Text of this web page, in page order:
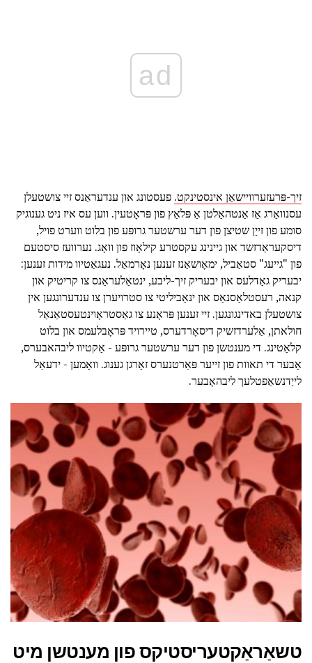
ad
זיך-פּרעזערוויישאַן אינסטינקט. פעסטונג און ענדעראַנס זיי צושטעלן
עסנוואַרג אַז אַנטהאַלטן אַ פּלאַץ פון פּראָטעין. ווען עס איז ניט גענוגיק
סומע פון זייַן שטיצן פון דער ערשטער גרופּע פון בלוט ווערט פויל,
דיסקעראַדזשד און גיינינג עקסטרע קילאָוז פון וואָג. נערוועז סיסטעם
פון "גייעג" סטאַביל, ימאָושאַנז זענען נאָרמאַל. נעגאַטיוו מידות זענען:
יבעריק גאַדלעס און יבעריק זיך-ליבע, ינטאַלעראַנס צו קריטיק און
קנאה, רעסטלאַסנאַס און ינאַביליטי צו סטרויערן צו ענדערונגען אין
צושטעלן באדינגונגען. זיי זענען פּראָנע צו גאַסטראָוינטעסטאַנאַל
חולאתן, אַלערדזשיק דיסאָרדערס, טיירויד פּראָבלעמס און בלוט
קלאַטינג. די מענטשן פון דער ערשטער גרופּע - אַקטיוו ליבהאבערס,
אָבער די תאוות פון זייער פּאַרטנערס זאָרגן גענוג. וואָמען - ידעאַל
לייַדנשאַפטלעך ליבהאָבער.
טשאַראַקטעריסטיקס פון מענטשן מיט